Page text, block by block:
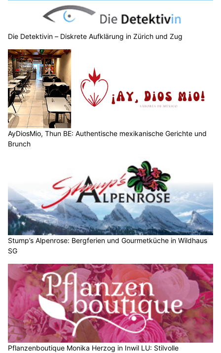
Die Detektivin – Diskrete Aufklärung in Zürich und Zug
AyDiosMio, Thun BE: Authentische mexikanische Gerichte und
Brunch
Stump’s Alpenrose: Bergferien und Gourmetküche in Wildhaus
SG
Pflanzenboutique Monika Herzog in Inwil LU: Stilvolle